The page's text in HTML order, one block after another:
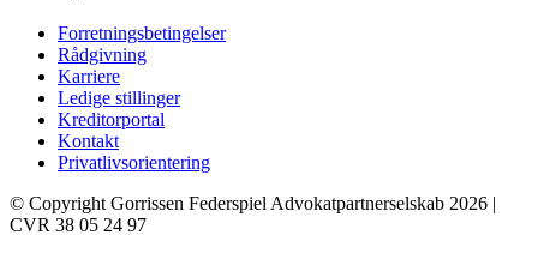
Forretningsbetingelser
Rådgivning
Karriere
Ledige stillinger
Kreditorportal
Kontakt
Privatlivsorientering
© Copyright Gorrissen Federspiel Advokatpartnerselskab 2026 |
CVR 38 05 24 97